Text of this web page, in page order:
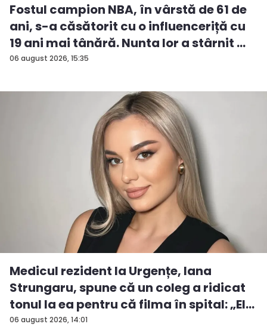
06 august 2026, 15:35
Fostul campion NBA, în vârstă de 61 de
ani, s-a căsătorit cu o influenceriță cu
19 ani mai tânără. Nunta lor a stârnit ...
06 august 2026, 14:01
Medicul rezident la Urgențe, Iana
Strungaru, spune că un coleg a ridicat
tonul la ea pentru că filma în spital: „El
a...